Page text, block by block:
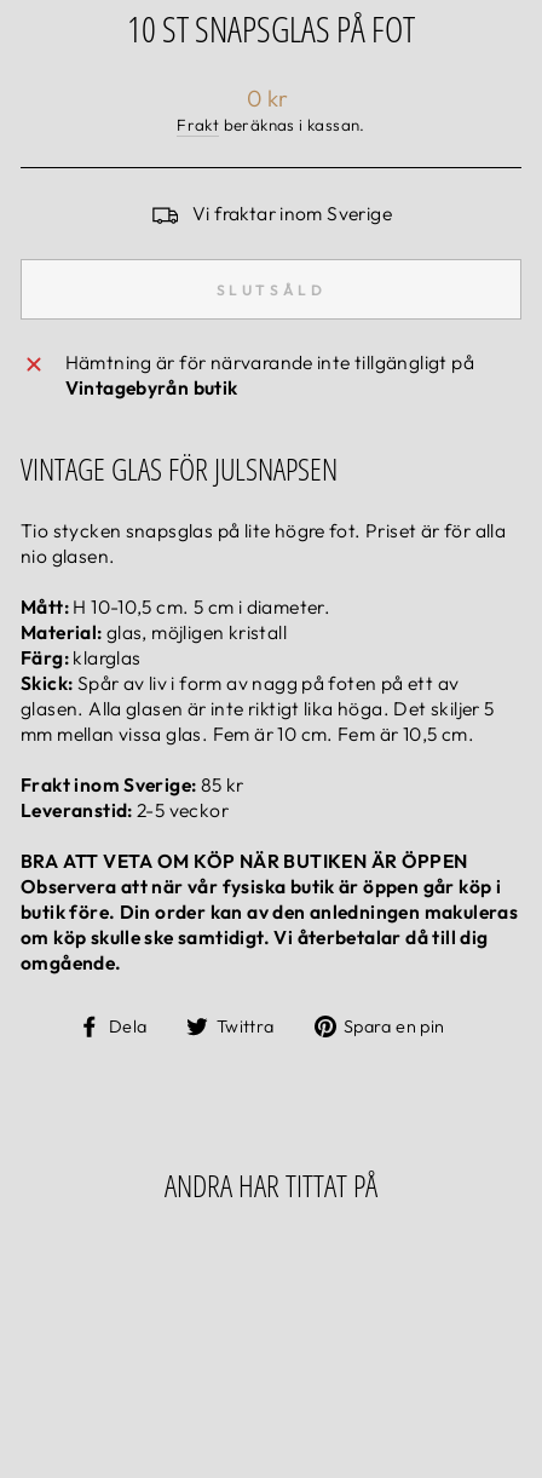
10 ST SNAPSGLAS PÅ FOT
Ordinarie
pris
0 kr
Frakt beräknas i kassan.
Vi fraktar inom Sverige
SLUTSÅLD
Hämtning är för närvarande inte tillgängligt på
Vintagebyrån butik
VINTAGE GLAS FÖR JULSNAPSEN
Tio stycken snapsglas på lite högre fot. Priset är för alla
nio glasen.
Mått:H 10-10,5 cm. 5 cm i diameter.
Material: glas, möjligen kristall
Färg:klarglas
Skick: Spår av liv i form av nagg på foten på ett av
glasen. Alla glasen är inte riktigt lika höga. Det skiljer 5
mm mellan vissa glas. Fem är 10 cm. Fem är 10,5 cm.
Frakt inom Sverige: 85 kr
Leveranstid: 2-5 veckor
BRA ATT VETA OM KÖP NÄR BUTIKEN ÄR ÖPPEN
Observera att när vår fysiska butik är öppen går köp i
butik före. Din order kan av den anledningen makuleras
om köp skulle ske samtidigt. Vi återbetalar då till dig
omgående.
Dela
Dela Twittra
Dela Spara en pin
ANDRA HAR TITTAT PÅ